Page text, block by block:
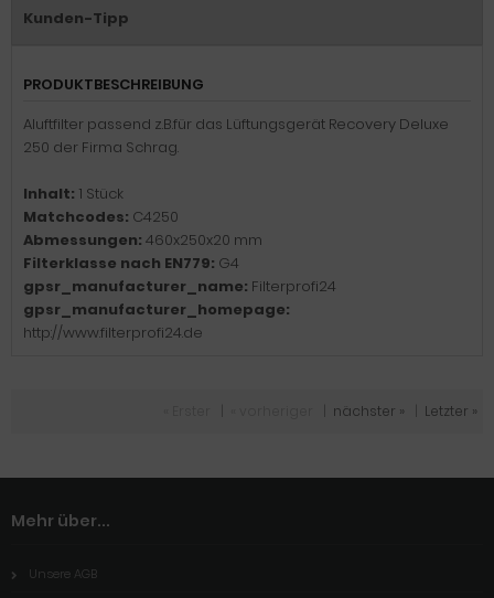
Kunden-Tipp
PRODUKTBESCHREIBUNG
Aluftfilter passend z.B.für das Lüftungsgerät Recovery Deluxe
250 der Firma Schrag.
Inhalt: 1 Stück
Matchcodes: C4250
Abmessungen: 460x250x20 mm
Filterklasse nach EN779: G4
gpsr_manufacturer_name: Filterprofi24
gpsr_manufacturer_homepage:
http://www.filterprofi24.de
nächster » Letzter »
Mehr über...
Unsere AGB